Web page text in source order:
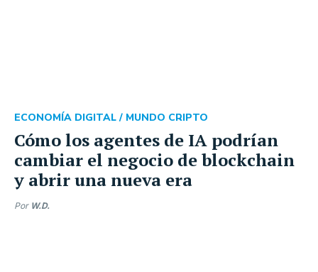
Cómo los agentes de IA podrían
cambiar el negocio de blockchain
y abrir una nueva era
ECONOMÍA DIGITAL / MUNDO CRIPTO
Por W.D.